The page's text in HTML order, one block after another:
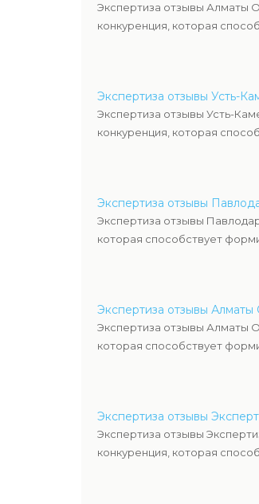
Экспертиза отзывы Алматы
конкуренция, которая
Экспертиза отзывы Усть-
Экспертиза отзывы Усть-
конкуренция, которая
Экспертиза отзывы
Экспертиза отзывы
которая способствует
Экспертиза отзывы Алматы
Экспертиза отзывы Алматы
которая способствует
Экспертиза отзывы
Экспертиза отзывы
конкуренция, которая